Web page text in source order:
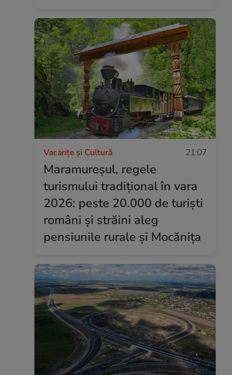
Vacanțe și Cultură 21:07
Maramureșul, regele
turismului tradițional în vara
2026: peste 20.000 de turiști
români și străini aleg
pensiunile rurale și Mocănița